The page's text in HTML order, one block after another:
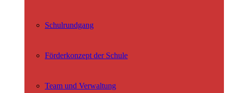
Schulrundgang
Förderkonzept der Schule
Team und Verwaltung